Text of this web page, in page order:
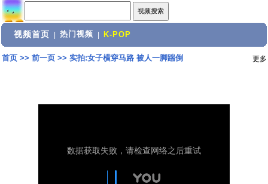
视频首页 热门视频 K-POP
首页>> 前一页>> 实拍:女子横穿马路 被人一脚踹倒 更多